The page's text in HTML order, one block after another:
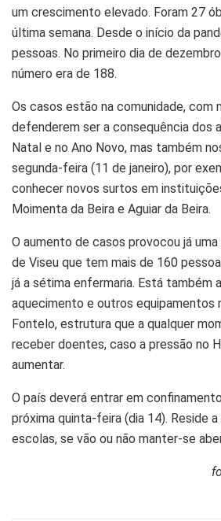
um crescimento elevado. Foram 27
última semana. Desde o início da
pessoas. No primeiro dia de
número era de 188.
Os casos estão na comunidade, com
defenderem ser a consequência dos
Natal e no Ano Novo, mas também
segunda-feira (11 de janeiro), por
conhecer novos surtos em
Moimenta da Beira e Aguiar da Beira.
O aumento de casos provocou já
de Viseu que tem mais de 160
já a sétima enfermaria. Está também
aquecimento e outros equipamentos
Fontelo, estrutura que a qualquer
receber doentes, caso a pressão no
aumentar.
O país deverá entrar em
próxima quinta-feira (dia 14). Reside
escolas, se vão ou não manter-se